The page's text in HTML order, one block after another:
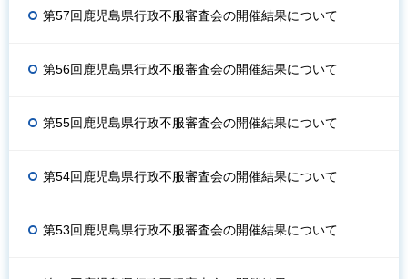
第57回鹿児島県行政不服審査会の開催結果について
第56回鹿児島県行政不服審査会の開催結果について
第55回鹿児島県行政不服審査会の開催結果について
第54回鹿児島県行政不服審査会の開催結果について
第53回鹿児島県行政不服審査会の開催結果について